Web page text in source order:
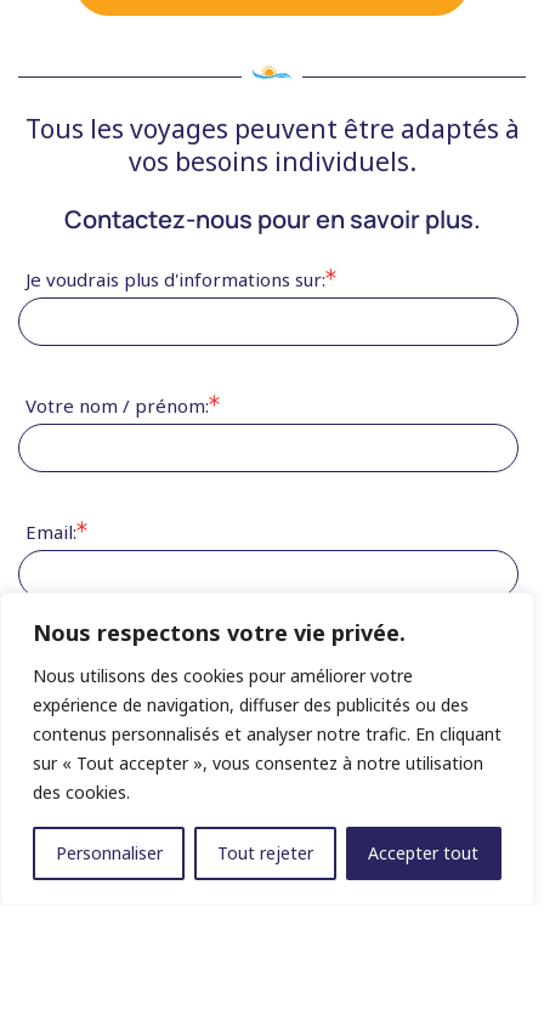
Nous respectons votre vie privée.
Nous utilisons des cookies pour améliorer votre
expérience de navigation, diffuser des publicités ou des
contenus personnalisés et analyser notre trafic. En cliquant
sur « Tout accepter », vous consentez à notre utilisation
des cookies.
Personnaliser Tout rejeter Accepter tout
Tous les voyages peuvent être adaptés à
vos besoins individuels.
Contactez-nous pour en savoir plus.
Je voudrais plus d'informations sur:
Votre nom / prénom:
Email:
Date de voyage (Choix multiples possibles)